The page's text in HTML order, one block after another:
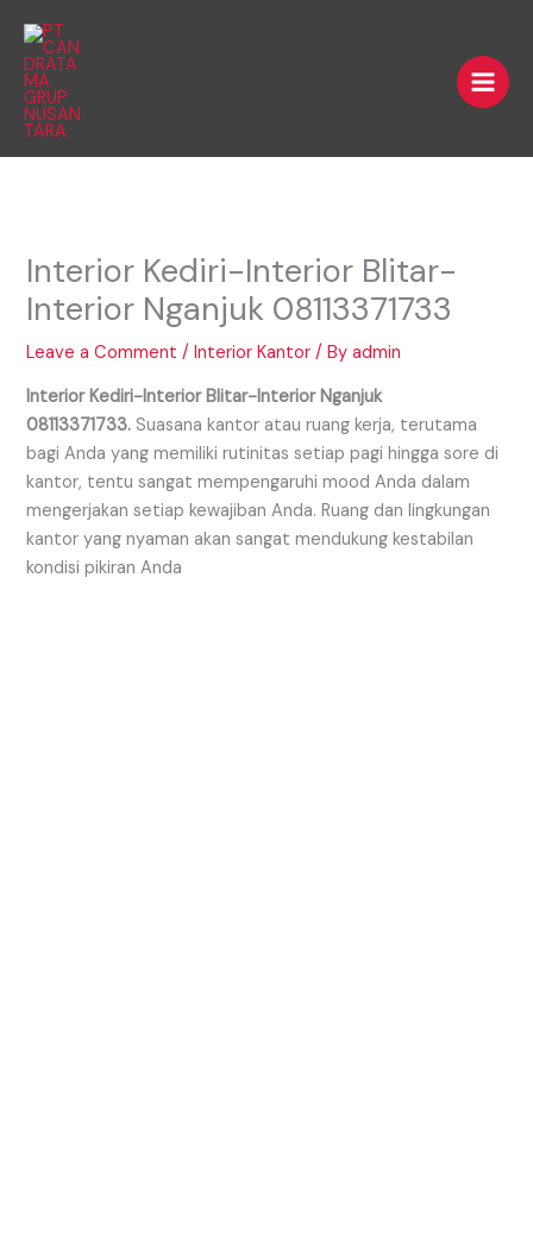
content
Interior Kediri-Interior Blitar-
Interior Nganjuk 08113371733
Leave a Comment /Interior Kantor / Byadmin
Interior Kediri-Interior Blitar-Interior Nganjuk
08113371733. Suasana kantor atau ruang kerja, terutama
bagi Anda yang memiliki rutinitas setiap pagi hingga sore di
kantor, tentu sangat mempengaruhi mood Anda dalam
mengerjakan setiap kewajiban Anda. Ruang dan lingkungan
kantor yang nyaman akan sangat mendukung kestabilan
kondisi pikiran Anda